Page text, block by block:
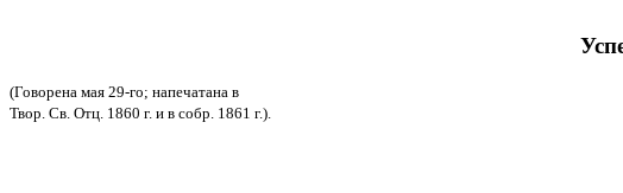
(Говорена мая 29-го; напечатана в
Твор. Св. Отц. 1860 г. и в собр. 1861 г.).